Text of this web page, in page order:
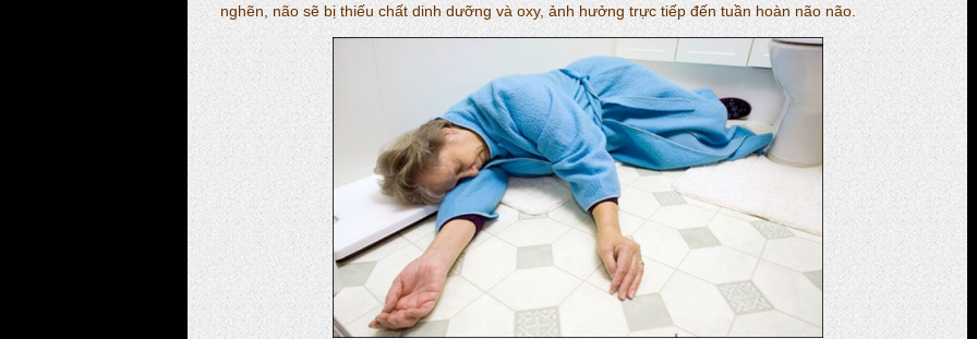
nghẽn, não sẽ bị thiếu chất dinh dưỡng và oxy, ảnh hưởng trực tiếp đến tuần hoàn não não.